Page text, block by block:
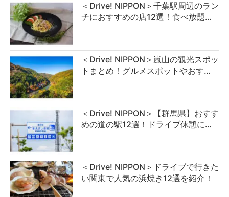
＜Drive! NIPPON＞千葉駅周辺のラン
チにおすすめの店12選！食べ放題…
＜Drive! NIPPON＞嵐山の観光スポッ
トまとめ！グルメスポットやおす…
＜Drive! NIPPON＞【群馬県】おすす
めの道の駅12選！ドライブ休憩に…
＜Drive! NIPPON＞ドライブで行きた
い関東で人気の浜焼き12選を紹介！